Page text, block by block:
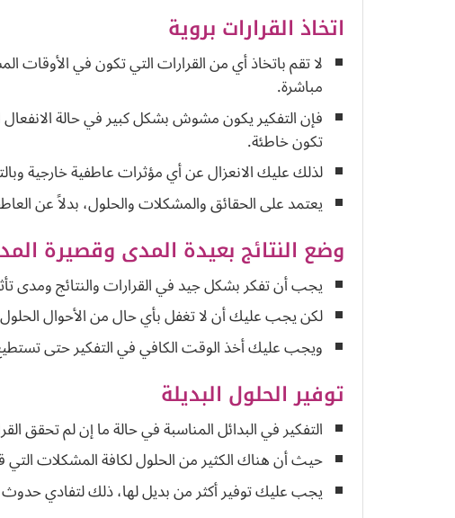
اتخاذ القرارات بروية
لا تقم باتخاذ أي من القرارات التي تكون في الأوقات
مباشرة.
فإن التفكير يكون مشوش بشكل كبير في حالة الانفعال
تكون خاطئة.
لذلك عليك الانعزال عن أي مؤثرات عاطفية خارجية
يعتمد على الحقائق والمشكلات والحلول، بدلاً عن
وضع النتائج بعيدة المدى وقصيرة
يجب أن تفكر بشكل جيد في القرارات والنتائج ومدى
لكن يجب عليك أن لا تغفل بأي حال من الأحوال الحلول
ويجب عليك أخذ الوقت الكافي في التفكير حتى
توفير الحلول البديلة
التفكير في البدائل المناسبة في حالة ما إن لم تحقق
حيث أن هناك الكثير من الحلول لكافة المشكلات التي
يجب عليك توفير أكثر من بديل لها، ذلك لتفادي حدوث